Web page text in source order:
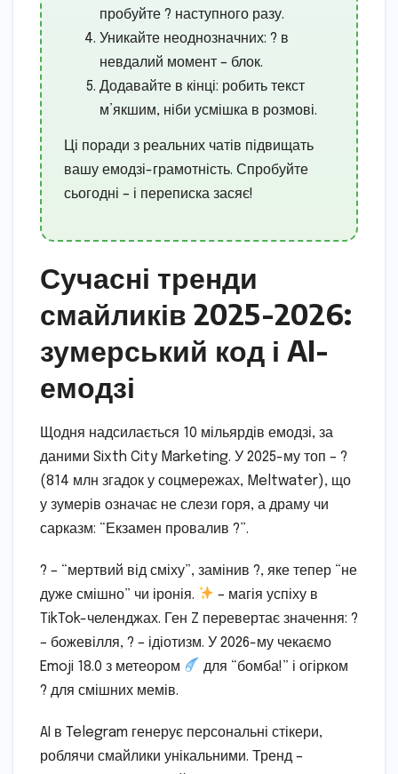
пробуйте ? наступного разу.
Уникайте неоднозначних: ? в
невдалий момент – блок.
Додавайте в кінці: робить текст
м’якшим, ніби усмішка в розмові.
Ці поради з реальних чатів підвищать
вашу емодзі-грамотність. Спробуйте
сьогодні – і переписка засяє!
Сучасні тренди
смайликів 2025-2026:
зумерський код і AI-
емодзі
Щодня надсилається 10 мільярдів емодзі, за
даними Sixth City Marketing. У 2025-му топ – ?
(814 млн згадок у соцмережах, Meltwater), що
у зумерів означає не слези горя, а драму чи
сарказм: “Екзамен провалив ?”.
? – “мертвий від сміху”, замінив ?, яке тепер “не
дуже смішно” чи іронія.
– магія успіху в
TikTok-челенджах. Ген Z перевертає значення: ?
– божевілля, ? – ідіотизм. У 2026-му чекаємо
Emoji 18.0 з метеором
для “бомба!” і огірком
? для смішних мемів.
AI в Telegram генерує персональні стікери,
роблячи смайлики унікальними. Тренд –